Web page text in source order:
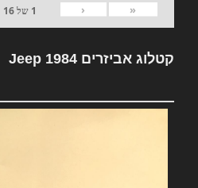
«
‹
1 של16
קטלוג אביזרים Jeep 1984